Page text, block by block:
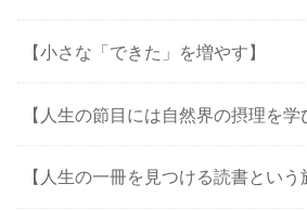
【小さな「できた」を増やす】
【人生の節目には自然界の摂理を学
【人生の一冊を見つける読書という